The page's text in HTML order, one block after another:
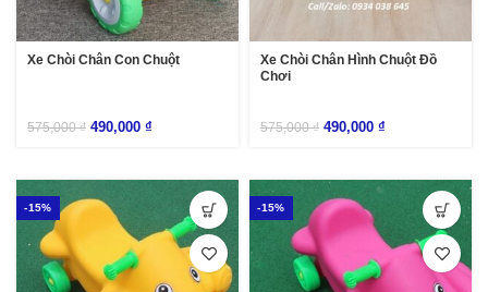
Xe Chòi Chân Con Chuột
575,000₫ 490,000 ₫
Xe Chòi Chân Hình Chuột Đồ
Chơi
575,000₫ 490,000 ₫
-15% -15%